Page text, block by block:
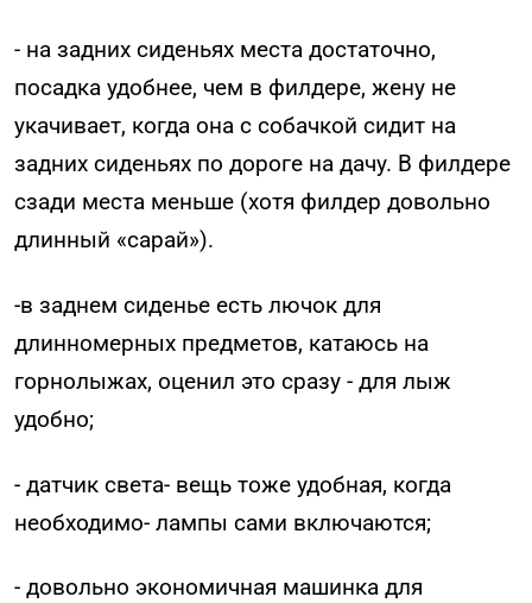
- на задних сиденьях места достаточно,
посадка удобнее, чем в филдере, жену не
укачивает, когда она с собачкой сидит на
задних сиденьях по дороге на дачу. В филдере
сзади места меньше (хотя филдер довольно
длинный «сарай»).
-в заднем сиденье есть лючок для
длинномерных предметов, катаюсь на
горнолыжах, оценил это сразу - для лыж
удобно;
- датчик света- вещь тоже удобная, когда
необходимо- лампы сами включаются;
- довольно экономичная машинка для